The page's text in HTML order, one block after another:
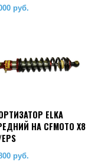
руб.
ELKA
НА CFMOTO X8
руб.